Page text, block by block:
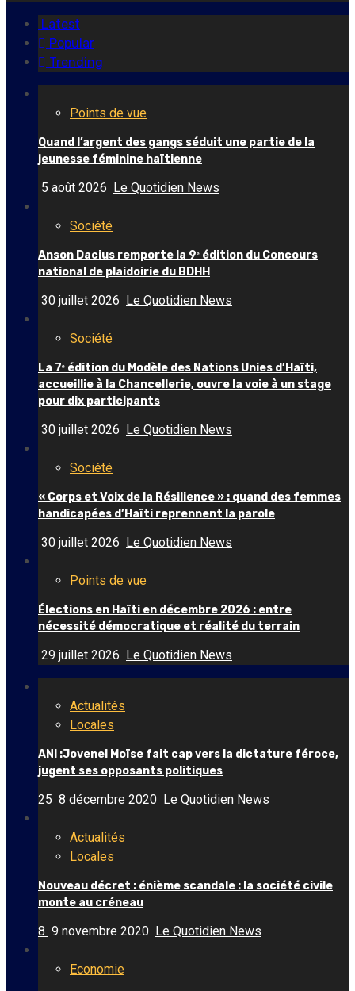
Latest
Popular
Trending
Points de vue
Quand l’argent des gangs séduit une partie de la
jeunesse féminine haïtienne
5 août 2026 Le Quotidien News
Société
Anson Dacius remporte la 9ᵉ édition du Concours
national de plaidoirie du BDHH
30 juillet 2026 Le Quotidien News
Société
La 7ᵉ édition du Modèle des Nations Unies d’Haïti,
accueillie à la Chancellerie, ouvre la voie à un stage
pour dix participants
30 juillet 2026 Le Quotidien News
Société
« Corps et Voix de la Résilience » : quand des femmes
handicapées d’Haïti reprennent la parole
30 juillet 2026 Le Quotidien News
Points de vue
Élections en Haïti en décembre 2026 : entre
nécessité démocratique et réalité du terrain
29 juillet 2026 Le Quotidien News
Actualités
Locales
ANI :Jovenel Moïse fait cap vers la dictature féroce,
jugent ses opposants politiques
25 8 décembre 2020 Le Quotidien News
Actualités
Locales
Nouveau décret : énième scandale : la société civile
monte au créneau
8 9 novembre 2020 Le Quotidien News
Economie